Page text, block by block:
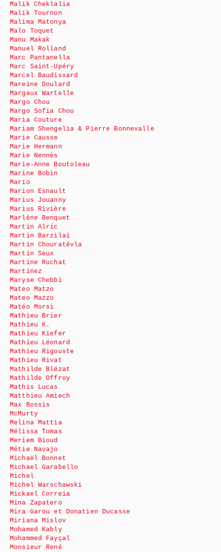
Malik Cheklalia
Malik Tournon
Malima Matonya
Malo Toquet
Manu Makak
Manuel Rolland
Marc Pantanella
Marc Saint-Upéry
Marcel Baudissard
Mareine Doulard
Margaux Wartelle
Margo Chou
Margo Sofia Chou
Maria Couture
Mariam Shengelia & Pierre Bonnevalle
Marie Causse
Marie Hermann
Marie Nennès
Marie-Anne Boutoleau
Marine Bobin
Mario
Marion Esnault
Marius Jouanny
Marius Rivière
Marlène Benquet
Martin Alric
Martin Barzilai
Martin Chouratévla
Martin Seux
Martine Ruchat
Martinez
Maryse Chebbi
Mateo Matzo
Mateo Mazzo
Matéo Morsi
Mathieu Brier
Mathieu K.
Mathieu Kiefer
Mathieu Léonard
Mathieu Rigouste
Mathieu Rivat
Mathilde Blézat
Mathilde Offroy
Mathis Lucas
Matthieu Amiech
Max Bossis
McMurty
Melina Mattia
Mélissa Tomas
Meriem Bioud
Métie Navajo
Michaël Bonnet
Michael Garabello
Michel
Michel Warschawski
Mickael Correia
Mina Zapatero
Mira Garou et Donatien Ducasse
Miriana Mislov
Mohamed Kably
Mohammed Fayçal
Monsieur René